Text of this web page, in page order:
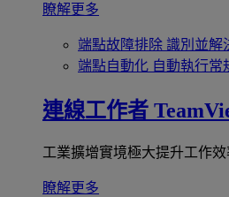
瞭解更多
端點故障排除 識別並解
端點自動化 自動執行常
連線工作者
工業擴增實境極大提升工作效
瞭解更多